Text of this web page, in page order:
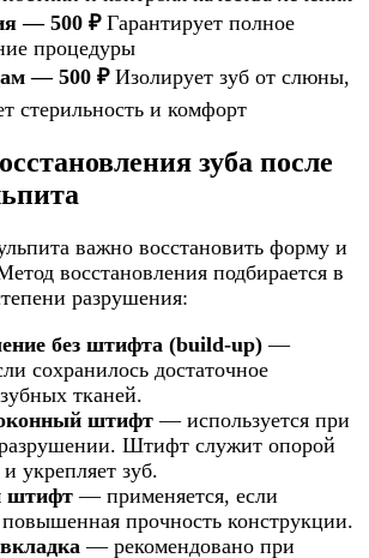
— 500 ₽Гарантирует полное
процедуры
— 500 ₽Изолирует зуб от слюны,
стерильность и комфорт
зуба после
важно восстановить форму и
восстановления подбирается в
разрушения:
без штифта (build-up) —
сохранилось достаточное
тканей.
штифт— используется при
Штифт служит опорой
укрепляет зуб.
штифт — применяется, если
прочность конструкции.
— рекомендовано при